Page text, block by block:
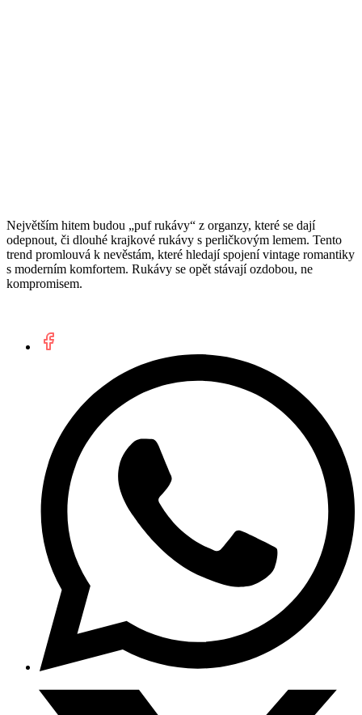
Největším hitem budou „puf rukávy“ z organzy, které se dají
odepnout, či dlouhé krajkové rukávy s perličkovým lemem. Tento
trend promlouvá k nevěstám, které hledají spojení vintage romantiky
s moderním komfortem. Rukávy se opět stávají ozdobou, ne
kompromisem.